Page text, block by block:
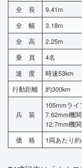
全 長
9.41m
全 幅
3.18m
全 高
2.25m
乗 員
4名
速 度
時速53km
行動距離
約300km
兵 装
105mmライ
7.62mm機
12.7mm機
価 格
1両あたり